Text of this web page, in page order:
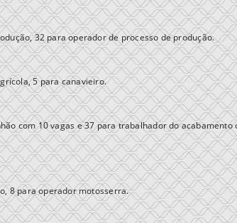
32 para operador de processo de produção.
5 para canavieiro.
com 10 vagas e 37 para trabalhador do acabamento
8 para operador motosserra.